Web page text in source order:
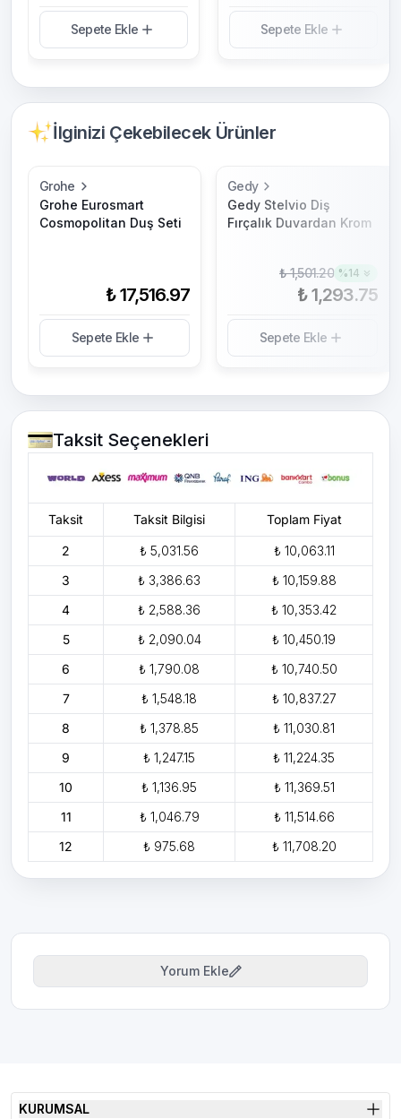
Sepete Ekle Sepete Ekle
İlginizi Çekebilecek Ürünler
Grohe
Grohe Eurosmart
Cosmopolitan Duş Seti
₺ 17,516.97
Sepete Ekle
Gedy
Gedy Stelvio Diş
Fırçalık Duvardan Krom
₺ 1,501.20 %14
₺ 1,293.75
Sepete Ekle
Taksit Seçenekleri
Taksit Taksit Bilgisi Toplam Fiyat
2 ₺ 5,031.56
₺ 10,063.11
3
₺ 3,386.63
₺ 10,159.88
4
₺ 2,588.36
₺ 10,353.42
5
₺ 2,090.04
₺ 10,450.19
6
₺ 1,790.08
₺ 10,740.50
7
₺ 1,548.18
₺ 10,837.27
8
₺ 1,378.85
₺ 11,030.81
9
₺ 1,247.15
₺ 11,224.35
10
₺ 1,136.95
₺ 11,369.51
11
₺ 1,046.79
₺ 11,514.66
12
₺ 975.68 ₺ 11,708.20
Yorum Ekle
KURUMSAL